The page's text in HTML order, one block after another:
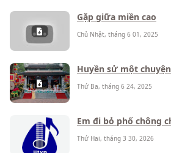
Gặp giữa miền cao
Chủ Nhật, tháng 6 01, 2025
Huyền sử một
Thứ Ba, tháng 6 24, 2025
Em đi bỏ phố chông
Thứ Hai, tháng 3 30, 2026